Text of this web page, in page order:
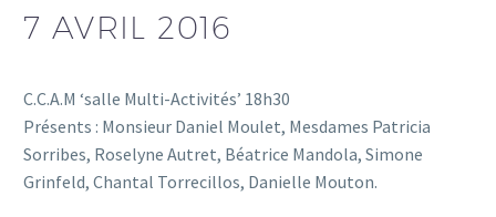
7 AVRIL 2016
C.C.A.M ‘salle Multi-Activités’ 18h30
Présents : Monsieur Daniel Moulet, Mesdames Patricia
Sorribes, Roselyne Autret, Béatrice Mandola, Simone
Grinfeld, Chantal Torrecillos, Danielle Mouton.